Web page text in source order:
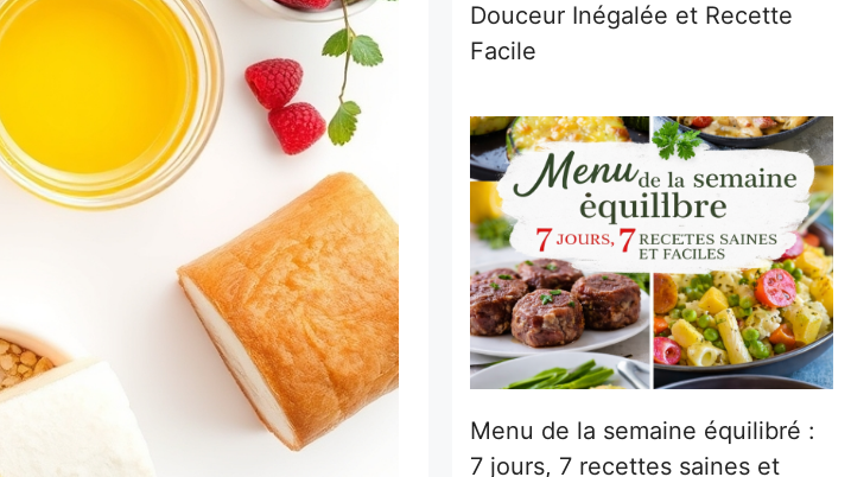
Douceur Inégalée et Recette
Facile
Menu de la semaine équilibré :
7 jours, 7 recettes saines et